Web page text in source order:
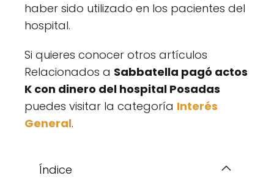
haber sido utilizado en los pacientes del
hospital.
Si quieres conocer otros artículos
Relacionados a Sabbatella pagó actos
K con dinero del hospital Posadas
puedes visitar la categoría Interés
General.
Índice